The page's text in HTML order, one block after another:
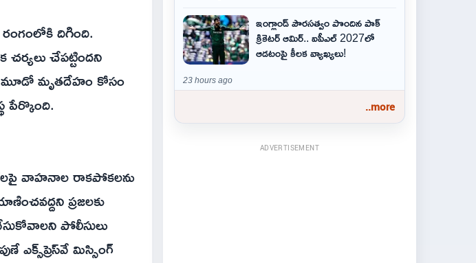
దిగింది.
చేపట్టిందని
మూడో మృతదేహం కోసం
పేర్కొంది.
వాహనాల రాకపోకలను
ప్రజలకు
పోలీసులు
ఎక్స్‌ప్రెస్‌వే మిస్సింగ్
ఇంగ్లాండ్ పౌరసత్వం పొందిన పాక్
క్రికెటర్ ఆమిర్.. ఐపీఎల్ 2027లో
ఆడటంపై కీలక వ్యాఖ్యలు!
23 hours ago
..more
ADVERTISEMENT